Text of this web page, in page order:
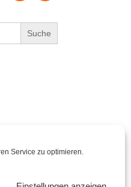
Service zu optimieren.